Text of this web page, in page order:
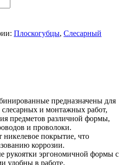
Плоскогубцы, Слесарный
предназначены для
слесарных и монтажных работ,
предметов различной формы,
и проволоки.
никелевое покрытие, что
коррозии.
рукоятки эргономичной формы с
удобны в работе.